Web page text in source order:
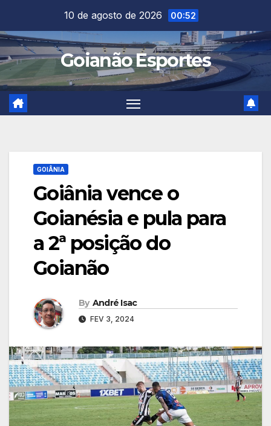
content
10 de agosto de 2026 00:52
Goianão Esportes
GOIÂNIA
Goiânia vence o
Goianésia e pula para
a 2ª posição do
Goianão
By André Isac
FEV 3, 2024